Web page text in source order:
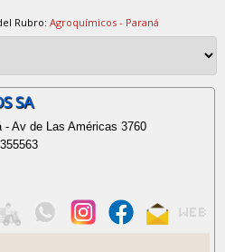
Rubro: Agroquímicos - Paraná
SA
- Av de Las Américas 3760